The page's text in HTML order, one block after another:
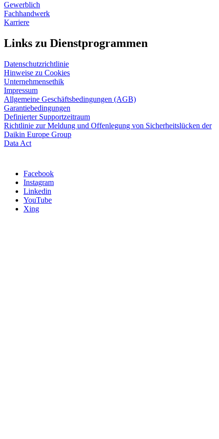
Gewerblich
Fachhandwerk
Karriere
Links zu Dienstprogrammen
Datenschutzrichtlinie
Hinweise zu Cookies
Unternehmensethik
Impressum
Allgemeine Geschäftsbedingungen (AGB)
Garantiebedingungen
Definierter Supportzeitraum
Richtlinie zur Meldung und Offenlegung von Sicherheitslücken der
Daikin Europe Group
Data Act
Facebook
Instagram
Linkedin
YouTube
Xing